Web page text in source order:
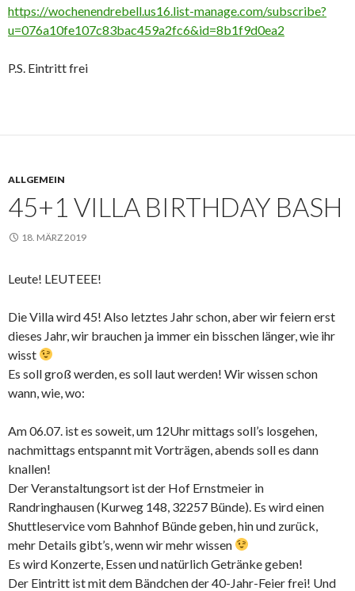
https://wochenendrebell.us16.list-manage.com/subscribe?
u=076a10fe107c83bac459a2fc6&id=8b1f9d0ea2
P.S. Eintritt frei
ALLGEMEIN
45+1 VILLA BIRTHDAY BASH
18. MÄRZ 2019
Leute! LEUTEEE!
Die Villa wird 45! Also letztes Jahr schon, aber wir feiern erst
dieses Jahr, wir brauchen ja immer ein bisschen länger, wie ihr
wisst
Es soll groß werden, es soll laut werden! Wir wissen schon
wann, wie, wo:
Am 06.07. ist es soweit, um 12Uhr mittags soll’s losgehen,
nachmittags entspannt mit Vorträgen, abends soll es dann
knallen!
Der Veranstaltungsort ist der Hof Ernstmeier in
Randringhausen (Kurweg 148, 32257 Bünde). Es wird einen
Shuttleservice vom Bahnhof Bünde geben, hin und zurück,
mehr Details gibt’s, wenn wir mehr wissen
Es wird Konzerte, Essen und natürlich Getränke geben!
Der Eintritt ist mit dem Bändchen der 40-Jahr-Feier frei! Und